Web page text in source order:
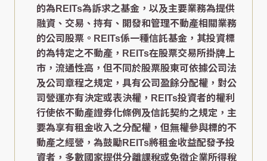
的為REITs為訴求之基金，以及主要業務為提供
融資、交易、持有、開發和管理不動產相關業務
的公司股票。REITs係一種信託基金，其投資標
的為特定之不動產，REITs在股票交易所掛牌上
市，流通性高，但不同於股票股東可依據公司法
及公司章程之規定，具有公司盈餘分配權，對公
司營運亦有決定或表決權，REITs投資者的權利
行使依不動產證券化條例及信託契約之規定，主
要為享有租金收入之分配權，但無權參與標的不
動產之經營，為鼓勵REITs將租金收益配發予投
資者，多數國家提供分離課稅或免徵企業所得稅